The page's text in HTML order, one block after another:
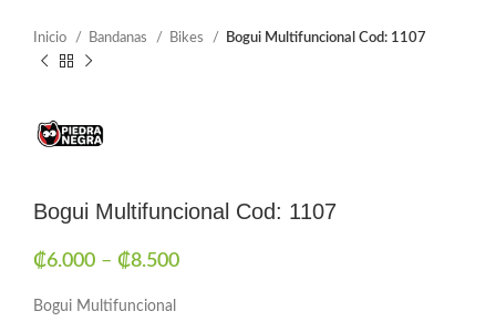
Inicio Bandanas Bikes Bogui Multifuncional Cod: 1107
Bogui Multifuncional Cod: 1107
₡6.000 – ₡8.500
Bogui Multifuncional